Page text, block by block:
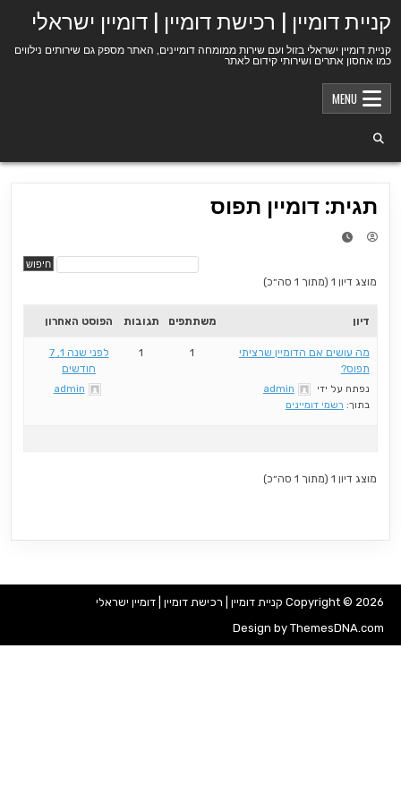
קניית דומיין | רכישת דומיין | דומיין ישראלי
קניית דומיין ישראלי בזול ועם שירות ממומחה דומיינים, האתר מספק גם שירותים נילווים
כמו אחסון אתרים ושירותי קידום לאתר
MENU
תגית: דומיין תפוס
מוצג דיון 1 (מתוך 1 סה״כ)
דיון משתתפים תגובות הפוסט האחרון
מה עושים אם הדומיין שרציתי
תפוס?
נפתח על ידי
admin
בתוך: רשמי דומיינים
1
1
לפני שנה 1, 7
חודשים
admin
מוצג דיון 1 (מתוך 1 סה״כ)
Copyright © 2026 קניית דומיין | רכישת דומיין | דומיין ישראלי
Design by ThemesDNA.com